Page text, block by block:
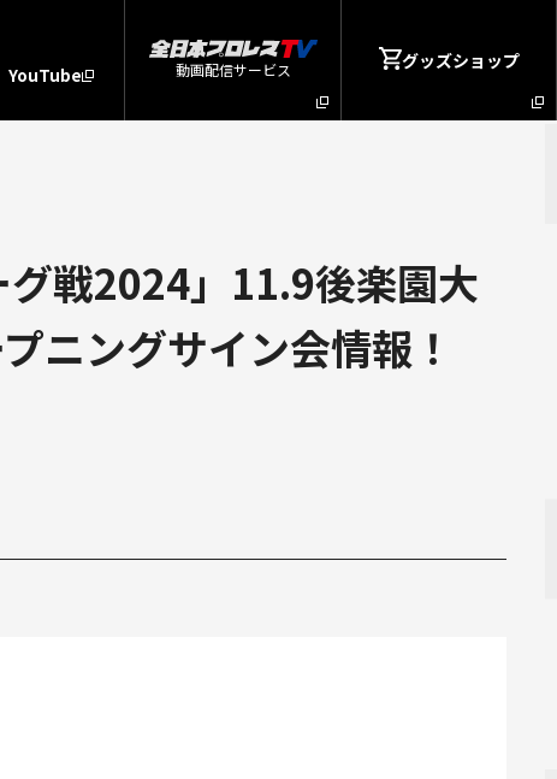
YouTube 動画配信サービス グッズショップ
グ戦2024」11.9後楽園大
ニングサイン会情報！